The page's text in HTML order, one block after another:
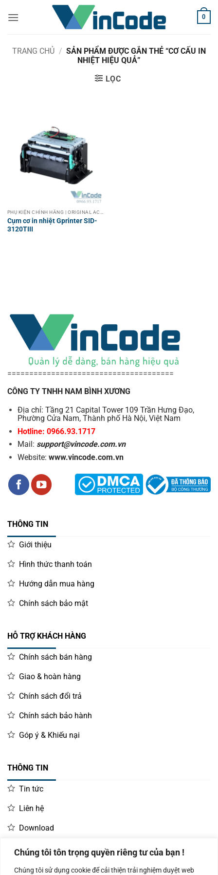
Chúng tôi tôn trọng quyền riêng tư của bạn !
Chúng tôi sử dụng cookie để cải thiện trải nghiệm duyệt web
qua
0
TRANG CHỦ / SẢN PHẨM ĐƯỢC GẮN THẺ “CƠ CẤU IN
NHIỆT HIỆU QUẢ”
LỌC
Cụm cơ in nhiệt Gprinter SID-
3120TIII
======================================
CÔNG TY TNHH NAM BÌNH XƯƠNG
Địa chỉ: Tầng 21 Capital Tower 109 Trần Hưng Đạo,
Phường Cửa Nam, Thành phố Hà Nội, Việt Nam
Hotline: 0966.93.1717
Mail: support@vincode.com.vn
Website: www.vincode.com.vn
THÔNG TIN
Giới thiệu
Hình thức thanh toán
Hướng dẫn mua hàng
Chính sách bảo mật
HỖ TRỢ KHÁCH HÀNG
Chính sách bán hàng
Giao & hoàn hàng
Chính sách đổi trả
Chính sách bảo hành
Góp ý & Khiếu nại
THÔNG TIN
Tin tức
Liên hệ
Download
LIÊN HỆ MUA HÀNG